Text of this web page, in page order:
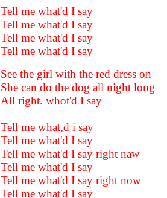
Tell me what'd I say
Tell me what'd I say
Tell me what'd I say
Tell me what'd I say
See the girl with the red dress on
She can do the dog all night long
All right. whot'd I say
Tell me what,d i say
Tell me what'd I say
Tell me what'd I say right naw
Tell me what'd I say
Tell me what'd I say right now
Tell me what'd I say